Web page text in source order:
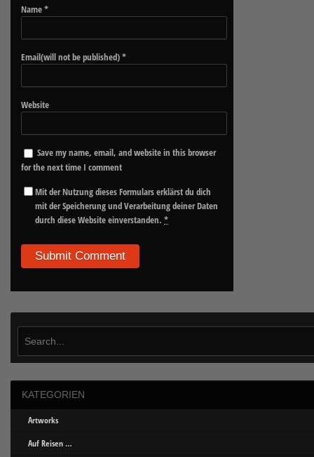
Name*
Email(will not be published)*
Website
Save my name, email, and website in this browser
for the next time I comment
Mit der Nutzung dieses Formulars erklärst du dich
mit der Speicherung und Verarbeitung deiner Daten
durch diese Website einverstanden.*
KATEGORIEN
Artworks
Auf Reisen …